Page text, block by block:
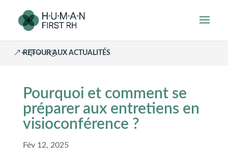
RETOUR AUX ACTUALITÉS
Pourquoi et comment se
préparer aux entretiens en
visioconférence ?
Fév 12, 2025